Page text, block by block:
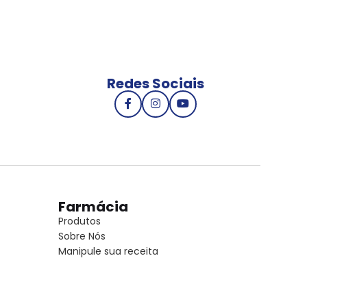
Redes Sociais
Farmácia
Produtos
Sobre Nós
Manipule sua receita